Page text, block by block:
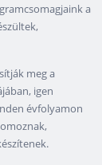
a
meg a
igen
évfolyamon